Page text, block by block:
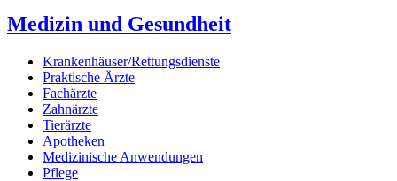
Medizin und Gesundheit
Krankenhäuser/Rettungsdienste
Praktische Ärzte
Fachärzte
Zahnärzte
Tierärzte
Apotheken
Medizinische Anwendungen
Pflege